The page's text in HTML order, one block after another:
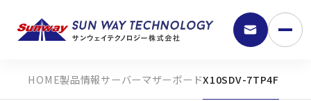
製品情報サーバーマザーボードX10SDV-7TP4F